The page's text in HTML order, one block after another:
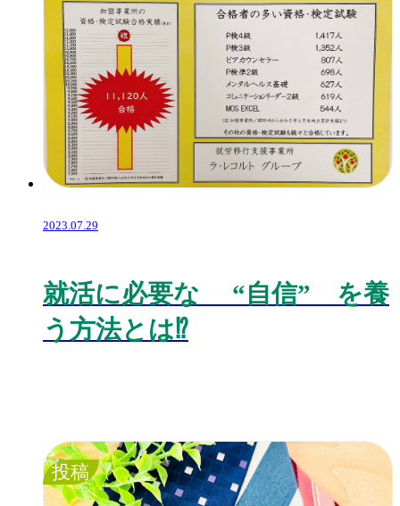
2023.07.29
就活に必要な “自信” を養
う方法とは⁉️
投稿